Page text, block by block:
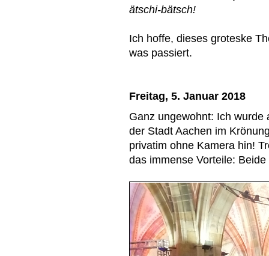
ätschi-bätsch!
Ich hoffe, dieses groteske
was passiert.
Freitag, 5. Januar 2018
Ganz ungewohnt: Ich
der Stadt Aachen im
privatim ohne Kamera hin!
das immense Vorteile: